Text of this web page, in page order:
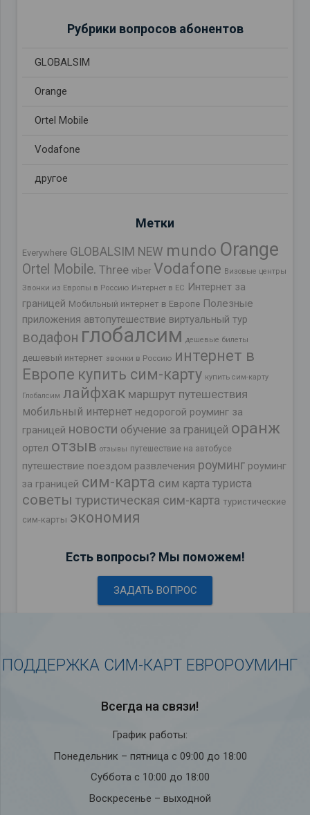
Рубрики вопросов абонентов
GLOBALSIM
Orange
Ortel Mobile
Vodafone
другое
Метки
Everywhere GLOBALSIM NEW mundo Orange
Ortel Mobile. Three viber Vodafone Визовые центры
Звонки из Европы в Россию Интернет в ЕС Интернет за
границей Мобильный интернет в Европе Полезные
приложения автопутешествие виртуальный тур
водафон глобалсим дешевые билеты
дешевый интернет звонки в Россию интернет в
Европе купить сим-карту купить сим-карту
Глобалсим лайфхак маршрут путешествия
мобильный интернет недорогой роуминг за
границей новости обучение за границей оранж
ортел отзыв отзывы путешествие на автобусе
путешествие поездом развлечения роуминг роуминг
за границей сим-карта сим карта туриста
советы туристическая сим-карта туристические
сим-карты экономия
Есть вопросы? Мы поможем!
ЗАДАТЬ ВОПРОС
ПОДДЕРЖКА СИМ-КАРТ ЕВРОРОУМИНГ
Всегда на связи!
График работы:
Понедельник – пятница с 09:00 до 18:00
Суббота с 10:00 до 18:00
Воскресенье – выходной